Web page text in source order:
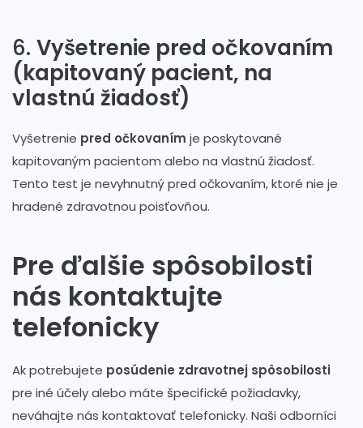
6. Vyšetrenie pred očkovaním
(kapitovaný pacient, na
vlastnú žiadosť)
Vyšetrenie pred očkovaním je poskytované
kapitovaným pacientom alebo na vlastnú žiadosť.
Tento test je nevyhnutný pred očkovaním, ktoré nie je
hradené zdravotnou poisťovňou.
Pre ďalšie spôsobilosti
nás kontaktujte
telefonicky
Ak potrebujete posúdenie zdravotnej spôsobilosti
pre iné účely alebo máte špecifické požiadavky,
neváhajte nás kontaktovať telefonicky. Naši odborníci